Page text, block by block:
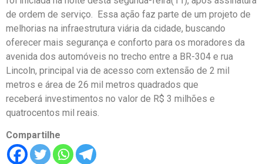
de ordem de serviço. Essa ação faz parte de um projeto de
melhorias na infraestrutura viária da cidade, buscando
oferecer mais segurança e conforto para os moradores da
avenida dos automóveis no trecho entre a BR-304 e rua
Lincoln, principal via de acesso com extensão de 2 mil
metros e área de 26 mil metros quadrados que
receberá investimentos no valor de R$ 3 milhões e
quatrocentos mil reais.
Compartilhe